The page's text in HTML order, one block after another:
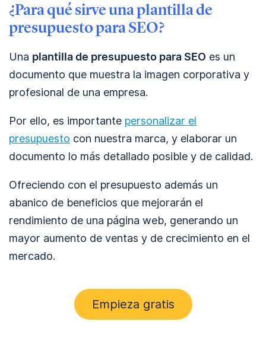
¿Para qué sirve una plantilla de
presupuesto para SEO?
Una plantilla de presupuesto para SEO es un
documento que muestra la imagen corporativa y
profesional de una empresa.
Por ello, es importante personalizar el
presupuesto con nuestra marca, y elaborar un
documento lo más detallado posible y de calidad.
Ofreciendo con el presupuesto además un
abanico de beneficios que mejorarán el
rendimiento de una página web, generando un
mayor aumento de ventas y de crecimiento en el
mercado.
Empieza gratis